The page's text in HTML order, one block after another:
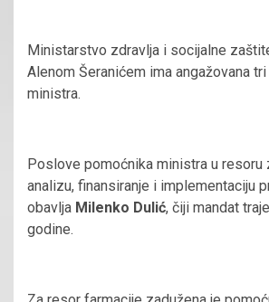
Ministarstvo zdravlja i socijalne
Alenom Šeranićem ima angažovana
ministra.
Poslove pomoćnika ministra u resoru
analizu, finansiranje i implementaciju
obavlja Milenko Dulić, čiji mandat
godine.